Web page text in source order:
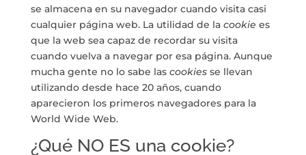
se almacena en su navegador cuando visita casi
cualquier página web. La utilidad de la cookie es
que la web sea capaz de recordar su visita
cuando vuelva a navegar por esa página. Aunque
mucha gente no lo sabe las cookiesse llevan
utilizando desde hace 20 años, cuando
aparecieron los primeros navegadores para la
World Wide Web.
¿Qué NO ES una cookie?